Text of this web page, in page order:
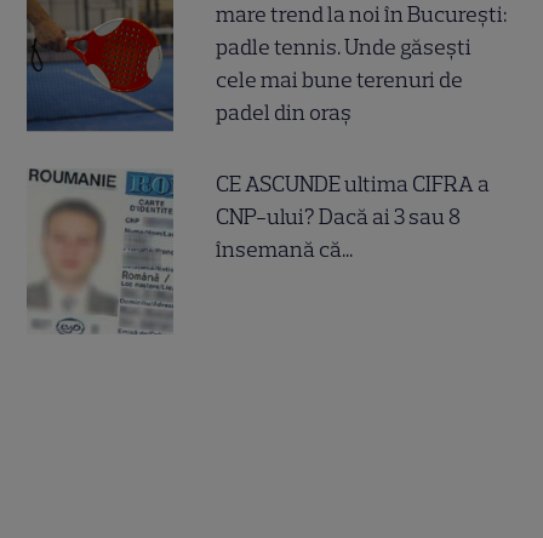
mare trend la noi în București:
padle tennis. Unde găsești
cele mai bune terenuri de
padel din oraș
CE ASCUNDE ultima CIFRA a
CNP-ului? Dacă ai 3 sau 8
însemană că...